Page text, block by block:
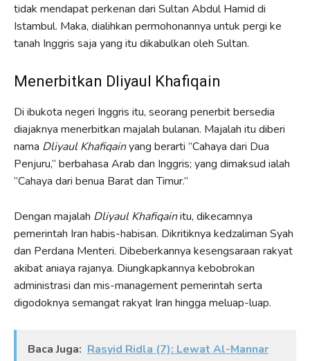
tidak mendapat perkenan dari Sultan Abdul Hamid di
Istambul. Maka, dialihkan permohonannya untuk pergi ke
tanah Inggris saja yang itu dikabulkan oleh Sultan.
Menerbitkan Dliyaul Khafiqain
Di ibukota negeri Inggris itu, seorang penerbit bersedia
diajaknya menerbitkan majalah bulanan. Majalah itu diberi
nama Dliyaul Khafiqainyang berarti ”Cahaya dari Dua
Penjuru,” berbahasa Arab dan Inggris; yang dimaksud ialah
”Cahaya dari benua Barat dan Timur.”
Dengan majalah Dliyaul Khafiqainitu, dikecamnya
pemerintah Iran habis-habisan. Dikritiknya kedzaliman Syah
dan Perdana Menteri. Dibeberkannya kesengsaraan rakyat
akibat aniaya rajanya. Diungkapkannya kebobrokan
administrasi dan mis-management pemerintah serta
digodoknya semangat rakyat Iran hingga meluap-luap.
Baca Juga: Rasyid Ridla (7): Lewat Al-Mannar